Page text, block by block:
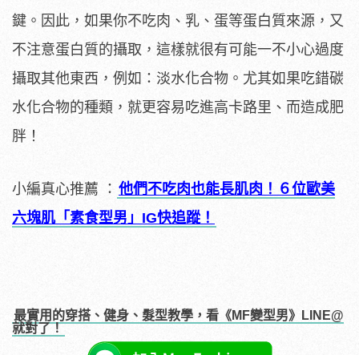
鍵。因此，如果你不吃肉、乳、蛋等蛋白質來源，又
不注意蛋白質的攝取，這樣就很有可能一不小心過度
攝取其他東西，例如：淡水化合物。尤其如果吃錯碳
水化合物的種類，就更容易吃進高卡路里、而造成肥
胖！
小編真心推薦 ： 他們不吃肉也能長肌肉！６位歐美
六塊肌「素食型男」IG快追蹤！
最實用的穿搭、健身、髮型教學，看《MF變型男》LINE@
就對了！